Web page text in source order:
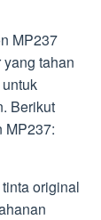
MP237
tahan
Berikut
MP237:
original